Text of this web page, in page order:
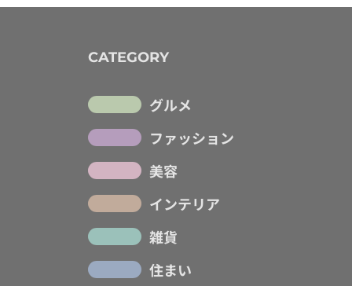
CATEGORY
グルメ
ファッション
美容
インテリア
雑貨
住まい